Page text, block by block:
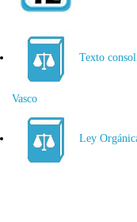
Texto
Vasco
Ley